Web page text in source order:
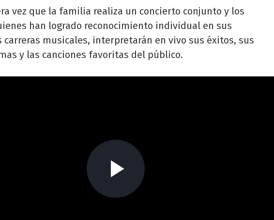
vez que la familia realiza un concierto conjunto y los
han logrado reconocimiento individual en sus
carreras musicales, interpretarán en vivo sus éxitos, sus
y las canciones favoritas del público.